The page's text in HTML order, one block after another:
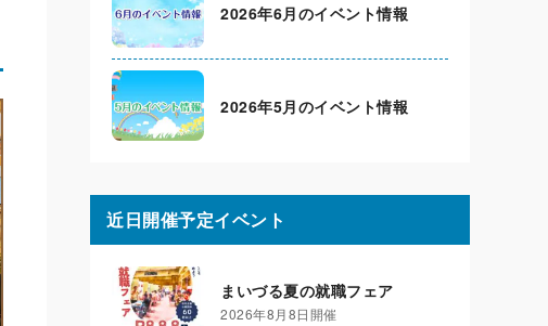
2026年6月のイベント情報
2026年5月のイベント情報
近日開催予定イベント
まいづる夏の就職フェア
2026年8月8日開催